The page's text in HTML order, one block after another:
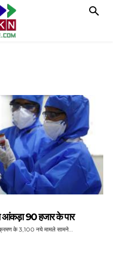
आंकड़ा 90 हजार के पार
के 3,100 नये मामले सामने...